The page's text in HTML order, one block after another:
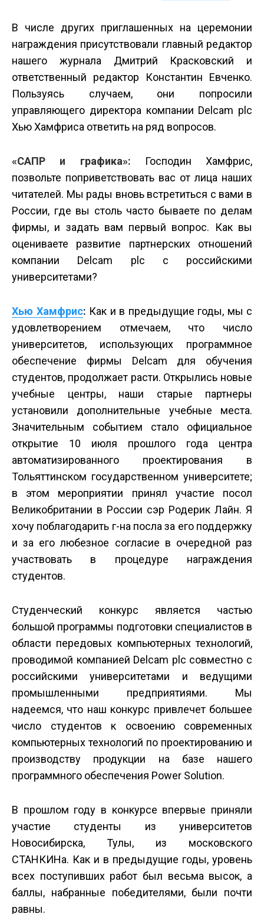
В числе других приглашенных на церемонии
награждения присутствовали главный редактор
нашего журнала Дмитрий Красковский и
ответственный редактор Константин Евченко.
Пользуясь случаем, они попросили
управляющего директора компании Delcam plc
Хью Хамфриса ответить на ряд вопросов.
«САПР и графика»:
Господин Хамфрис,
позвольте поприветствовать вас от лица наших
читателей. Мы рады вновь встретиться с вами в
России, где вы столь часто бываете по делам
фирмы, и задать вам первый вопрос. Как вы
оцениваете развитие партнерских отношений
компании Delcam plc с российскими
университетами?
Хью Хамфрис: Как и в предыдущие годы, мы с
удовлетворением отмечаем, что число
университетов, использующих программное
обеспечение фирмы Delcam для обучения
студентов, продолжает расти. Открылись новые
учебные центры, наши старые партнеры
установили дополнительные учебные места.
Значительным событием стало официальное
открытие 10 июля прошлого года центра
автоматизированного проектирования в
Тольяттинском государственном университете;
в этом мероприятии принял участие посол
Великобритании в России сэр Родерик Лайн. Я
хочу поблагодарить г-на посла за его поддержку
и за его любезное согласие в очередной раз
участвовать в процедуре награждения
студентов.
Студенческий конкурс является частью
большой программы подготовки специалистов в
области передовых компьютерных технологий,
проводимой компанией Delcam plc совместно с
российскими университетами и ведущими
промышленными предприятиями. Мы
надеемся, что наш конкурс привлечет большее
число студентов к освоению современных
компьютерных технологий по проектированию и
производству продукции на базе нашего
программного обеспечения Power Solution.
В прошлом году в конкурсе впервые приняли
участие студенты из университетов
Новосибирска, Тулы, из московского
СТАНКИНа. Как и в предыдущие годы, уровень
всех поступивших работ был весьма высок, а
баллы, набранные победителями, были почти
равны.